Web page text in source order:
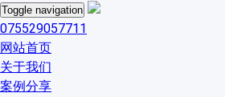
Toggle navigation
075529057711
网站首页
关于我们
案例分享